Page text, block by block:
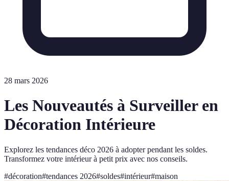
28 mars 2026
Les Nouveautés à Surveiller en
Décoration Intérieure
Explorez les tendances déco 2026 à adopter pendant les soldes.
Transformez votre intérieur à petit prix avec nos conseils.
#décoration#tendances 2026#soldes#intérieur#maison